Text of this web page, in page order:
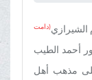
الشیرازي(دامت
أحمد الطیب
مذهب أهل